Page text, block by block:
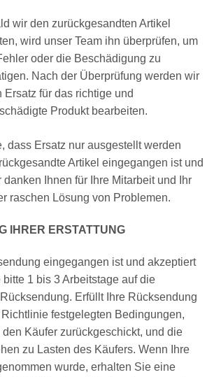
wir den zurückgesandten Artikel
wird unser Team ihn überprüfen, um
oder die Beschädigung zu
Nach der Überprüfung werden wir
Ersatz für das richtige und
Produkt bearbeiten.
dass Ersatz nur ausgestellt werden
Artikel eingegangen ist und
danken Ihnen für Ihre Mitarbeit und Ihr
raschen Lösung von Problemen.
IHRER ERSTATTUNG
eingegangen ist und akzeptiert
1 bis 3 Arbeitstage auf die
Erfüllt Ihre Rücksendung
festgelegten Bedingungen,
Käufer zurückgeschickt, und die
zu Lasten des Käufers. Wenn Ihre
wurde, erhalten Sie eine